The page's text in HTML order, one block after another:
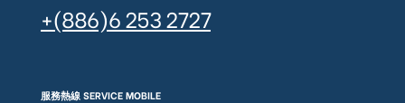
+(886)6 253 2727
服務熱線 SERVICE MOBILE